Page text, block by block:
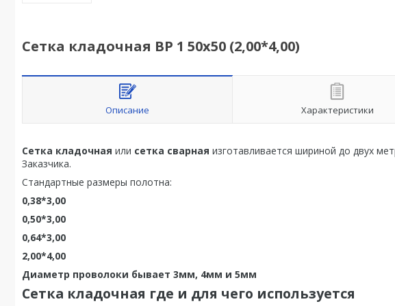
Сетка кладочная ВР 1 50х50 (2,00*4,00)
Описание Характеристики
Сетка кладочная или сетка сварная изготавливается шириной до двух
Заказчика.
Стандартные размеры полотна:
0,38*3,00
0,50*3,00
0,64*3,00
2,00*4,00
Диаметр проволоки бывает 3мм, 4мм и 5мм
Сетка кладочная где и для чего используется